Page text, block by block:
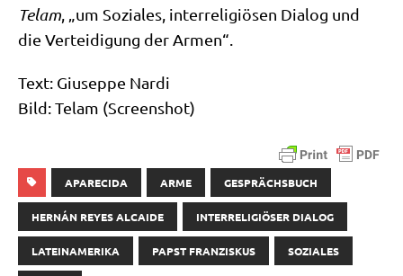
Telam, „um Sozia­les, inter­re­li­giö­sen Dia­log und
die Ver­tei­di­gung der Armen“.
Text: Giu­sep­pe Nardi
Bild: Telam (Screen­shot)
APARECIDA ARME GESPRÄCHSBUCH
HERNÁN REYES ALCAIDE INTERRELIGIÖSER DIALOG
LATEINAMERIKA PAPST FRANZISKUS SOZIALES